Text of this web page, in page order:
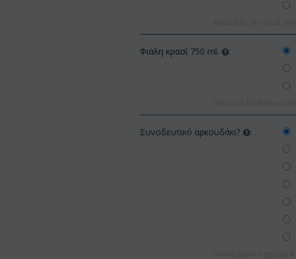
Φιάλη κρασί 750 ml. :
Συνοδευτικό αρκουδάκι? :